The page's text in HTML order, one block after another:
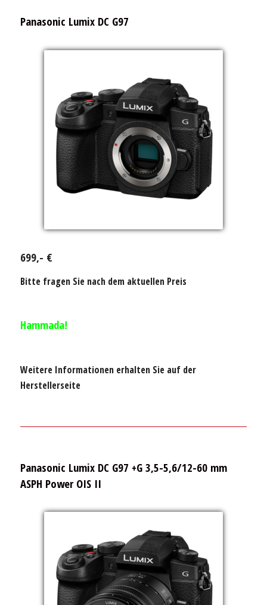
Panasonic Lumix DC G97
699,- €
Bitte fragen Sie nach dem aktuellen Preis
Hammada!
Weitere Informationen erhalten Sie auf der
Herstellerseite
Panasonic Lumix DC G97 +G 3,5-5,6/12-60 mm
ASPH Power OIS II